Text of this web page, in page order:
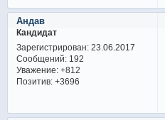
Андав
Кандидат
Зарегистрирован: 23.06.2017
Сообщений:192
Уважение: +812
Позитив: +3696